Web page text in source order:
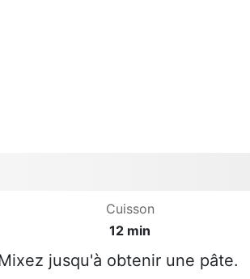
Cuisson
12 min
jusqu'à obtenir une pâte.